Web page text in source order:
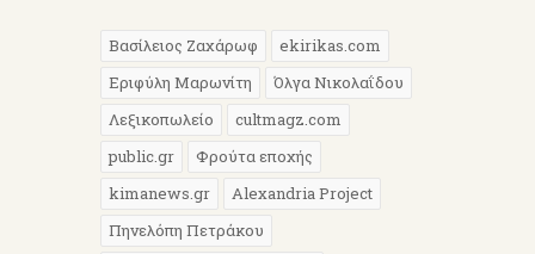
Βασίλειος Ζαχάρωφ
ekirikas.com
Εριφύλη Μαρωνίτη
Όλγα Νικολαΐδου
Λεξικοπωλείο
cultmagz.com
public.gr
Φρούτα εποχής
kimanews.gr
Alexandria Project
Πηνελόπη Πετράκου